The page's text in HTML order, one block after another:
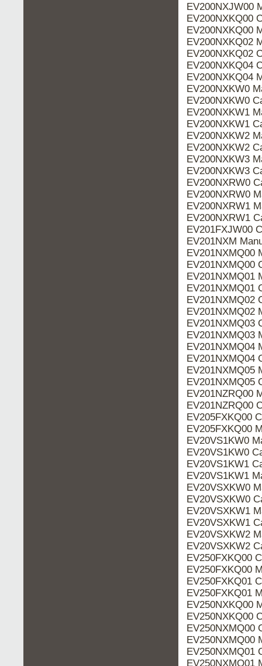
EV200NXJW00
EV200NXKQ00
EV200NXKQ00
EV200NXKQ02
EV200NXKQ02
EV200NXKQ04
EV200NXKQ04
EV200NXKW0
EV200NXKW0
EV200NXKW1
EV200NXKW1
EV200NXKW2
EV200NXKW2
EV200NXKW3
EV200NXKW3
EV200NXRW0
EV200NXRW0
EV200NXRW1
EV200NXRW1
EV201FXJW00
EV201NXM
EV201NXMQ00
EV201NXMQ00
EV201NXMQ01
EV201NXMQ01
EV201NXMQ02
EV201NXMQ02
EV201NXMQ03
EV201NXMQ03
EV201NXMQ04
EV201NXMQ04
EV201NXMQ05
EV201NXMQ05
EV201NZRQ00
EV201NZRQ00
EV205FXKQ00
EV205FXKQ00
EV20VS1KW0
EV20VS1KW0
EV20VS1KW1
EV20VS1KW1
EV20VSXKW0
EV20VSXKW0
EV20VSXKW1
EV20VSXKW1
EV20VSXKW2
EV20VSXKW2
EV250FXKQ00
EV250FXKQ00
EV250FXKQ01
EV250FXKQ01
EV250NXKQ00
EV250NXKQ00
EV250NXMQ00
EV250NXMQ00
EV250NXMQ01
EV250NXMQ01